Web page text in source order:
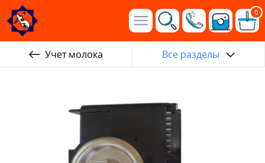
0
Учет молока Все разделы